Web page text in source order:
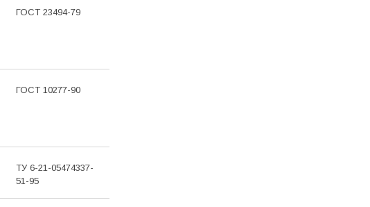
ГОСТ 23494-79
ГОСТ 10277-90
ТУ 6-21-05474337-
51-95